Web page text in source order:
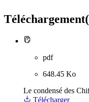
pdf
648.45 Ko
Le condensé des
Télécharger